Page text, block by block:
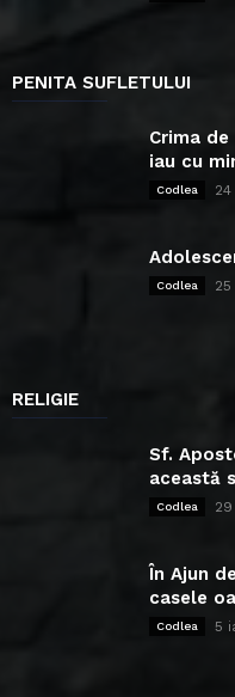
PENITA SUFLETULUI
Crima
iau cu
Codlea
Codlea
RELIGIE
Sf.
această
Codlea
În Ajun
casele
Codlea 5